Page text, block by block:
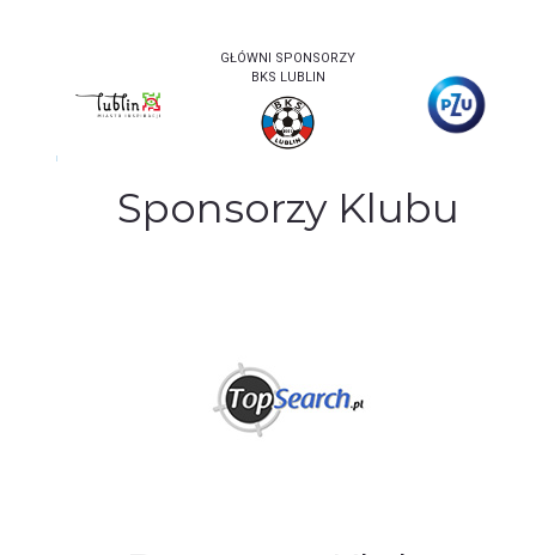
GŁÓWNI SPONSORZY
BKS LUBLIN
Sponsorzy Klubu